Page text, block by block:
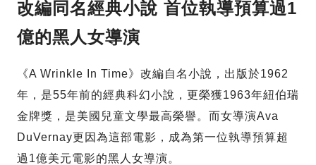
改編同名經典小說 首位執導預算過1
億的黑人女導演
《A Wrinkle In Time》改編自名小說，出版於1962
年，是55年前的經典科幻小說，更榮獲1963年紐伯瑞
金牌獎，是美國兒童文學最高榮譽。而女導演Ava
DuVernay更因為這部電影，成為第一位執導預算超
過1億美元電影的黑人女導演。